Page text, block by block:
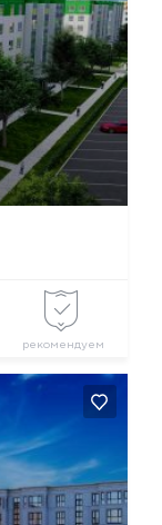
рекомендуем